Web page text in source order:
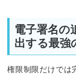
電子署名の
出する最強
権限制限だけでは